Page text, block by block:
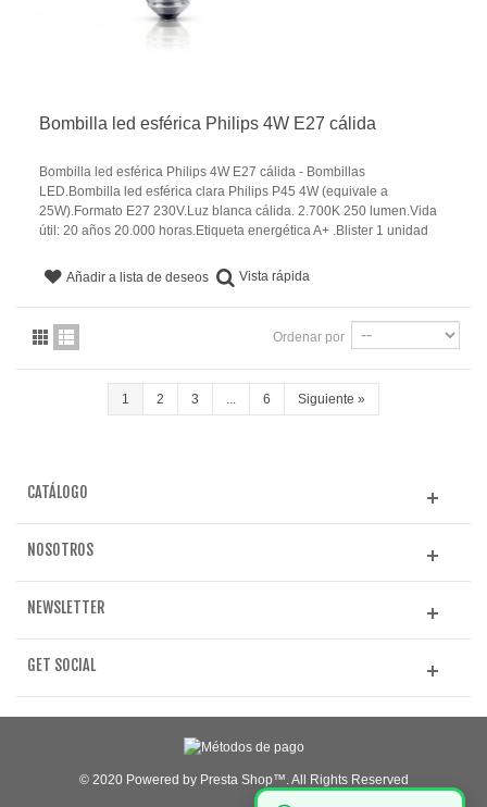
Bombilla led esférica Philips 4W E27 cálida
Bombilla led esférica Philips 4W E27 cálida - Bombillas
LED.Bombilla led esférica clara Philips P45 4W (equivale a
25W).Formato E27 230V.Luz blanca cálida. 2.700K 250 lumen.Vida
útil: 20 años 20.000 horas.Etiqueta energética A+ .Blister 1 unidad
Añadir a lista de deseos Vista rápida
Ordenar por
1 2 3 6 Siguiente »
CATÁLOGO
NOSOTROS
NEWSLETTER
GET SOCIAL
© 2020 Powered by Presta Shop™. All Rights Reserved